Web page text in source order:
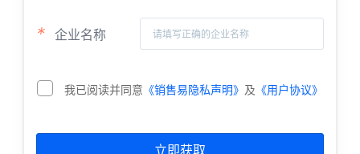
* 企业名称
我已阅读并同意 《销售易隐私声明》 及 《用户协议》
立即获取